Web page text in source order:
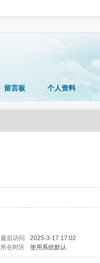
留言板 个人资料
最后访问
2025-3-17 17:02
所在时区 使用系统默认